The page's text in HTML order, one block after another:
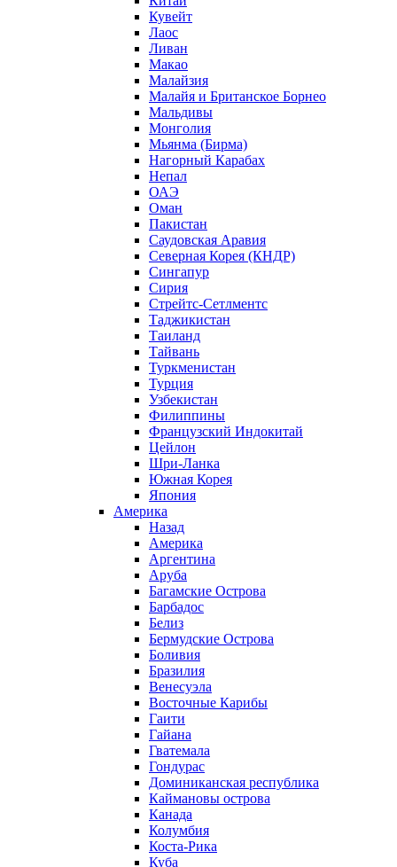
Кувейт
Лаос
Ливан
Макао
Малайзия
Малайя и Британское Борнео
Мальдивы
Монголия
Мьянма (Бирма)
Нагорный Карабах
Непал
ОАЭ
Оман
Пакистан
Саудовская Аравия
Северная Корея (КНДР)
Сингапур
Сирия
Стрейтс-Сетлментс
Таджикистан
Таиланд
Тайвань
Туркменистан
Турция
Узбекистан
Филиппины
Французский Индокитай
Цейлон
Шри-Ланка
Южная Корея
Япония
Америка
Назад
Америка
Аргентина
Аруба
Багамские Острова
Барбадос
Белиз
Бермудские Острова
Боливия
Бразилия
Венесуэла
Восточные Карибы
Гаити
Гайана
Гватемала
Гондурас
Доминиканская республика
Каймановы острова
Канада
Колумбия
Коста-Рика
Куба